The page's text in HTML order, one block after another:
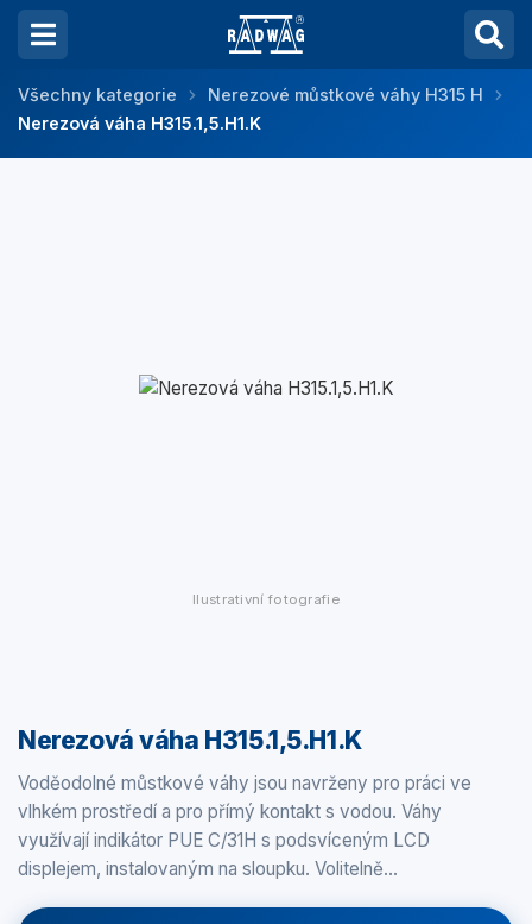
Všechny kategorie
Nerezové můstkové váhy H315 H
Nerezová váha H315.1,5.H1.K
Ilustrativní fotografie
Nerezová váha H315.1,5.H1.K
Voděodolné můstkové váhy jsou navrženy pro práci ve
vlhkém prostředí a pro přímý kontakt s vodou. Váhy
využívají indikátor PUE C/31H s podsvíceným LCD
displejem, instalovaným na sloupku. Volitelně…